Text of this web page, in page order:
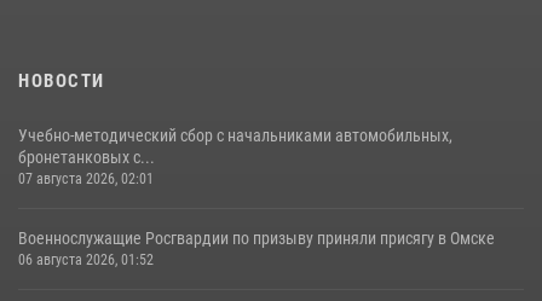
НОВОСТИ
Учебно-методический сбор с начальниками автомобильных,
бронетанковых с...
07 августа 2026, 02:01
Военнослужащие Росгвардии по призыву приняли присягу в Омске
06 августа 2026, 01:52